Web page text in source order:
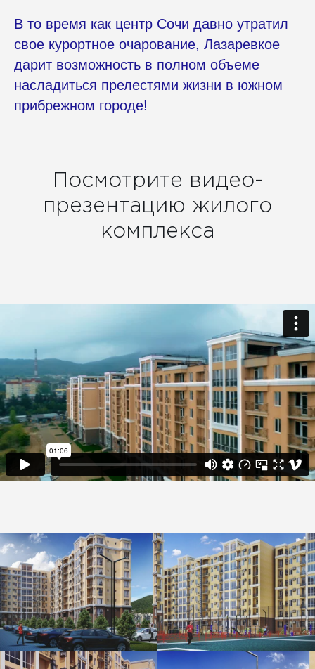
В то время как центр Сочи давно утратил
свое курортное очарование, Лазаревкое
дарит возможность в полном объеме
насладиться прелестями жизни в южном
прибрежном городе!
Посмотрите видео-
презентацию жилого
комплекса